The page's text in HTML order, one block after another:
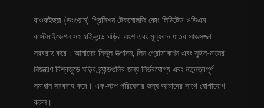
বাওরুইহুয়া (ডংগুয়ান) প্রিসিশন টেকনোলজি কোং লিমিটেড ওডিএম
কাস্টমাইজেশন সহ হাই-এন্ড ঘড়ির অংশ এবং মূল্যবান ধাতব সাজসজ্জা
সরবরাহ করে। আমাদের নির্ভুল উত্পাদন, লিন প্রোডাকশন এবং সুইস-মানের
নিয়ন্ত্রণ বিশ্বজুড়ে ঘড়ির ব্র্যান্ডগুলির জন্য নির্ভরযোগ্য এবং নতুনত্বপূর্ণ
সমাধান সরবরাহ করে। এক-স্টপ পরিষেবার জন্য আমাদের সাথে যোগাযোগ
করুন।